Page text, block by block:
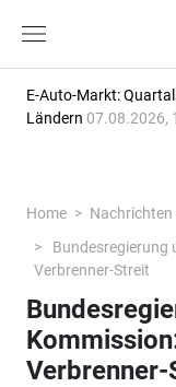
E-Auto-Markt:
Ländern 07.08.2026,
Home Nachrichten
Bundesregierung
Verbrenner-Streit